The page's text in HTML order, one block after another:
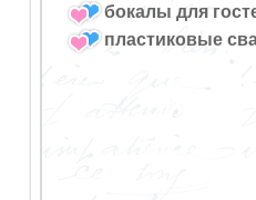
бокалы для
пластиковые